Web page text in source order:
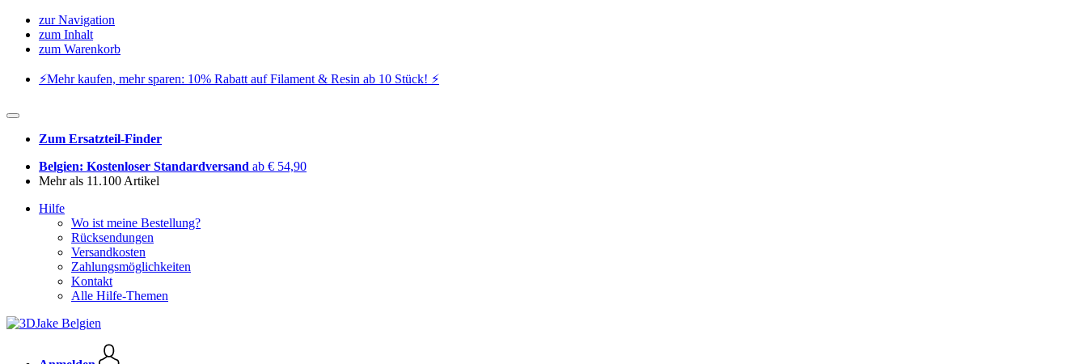
zur Navigation
zum Inhalt
zum Warenkorb
⚡️Mehr kaufen, mehr sparen: 10% Rabatt auf Filament & Resin ab 10 Stück! ⚡️
Zum Ersatzteil-Finder
Belgien: Kostenloser Standardversand ab € 54,90
Mehr als 11.100 Artikel
Hilfe
Wo ist meine Bestellung?
Rücksendungen
Versandkosten
Zahlungsmöglichkeiten
Kontakt
Alle Hilfe-Themen